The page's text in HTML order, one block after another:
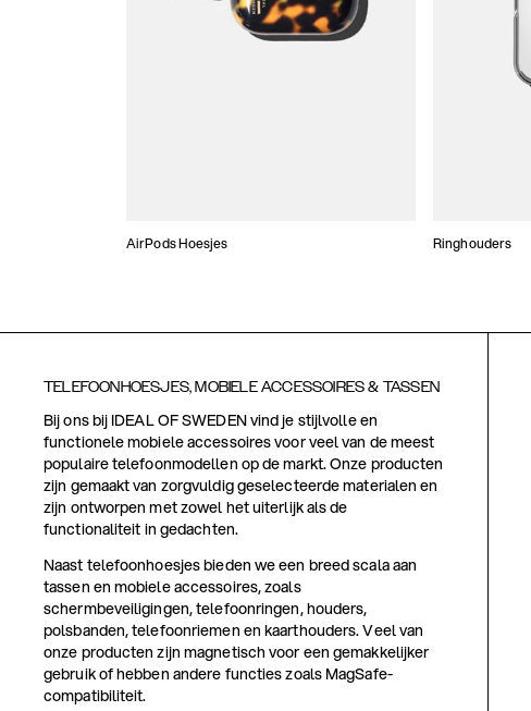
AirPods Hoesjes Ringhouders
TELEFOONHOESJES, MOBIELE ACCESSOIRES & TASSEN
Bij ons bij IDEAL OF SWEDEN vind je stijlvolle en
functionele mobiele accessoires voor veel van de meest
populaire telefoonmodellen op de markt. Onze producten
zijn gemaakt van zorgvuldig geselecteerde materialen en
zijn ontworpen met zowel het uiterlijk als de
functionaliteit in gedachten.
Naast telefoonhoesjes bieden we een breed scala aan
tassen en mobiele accessoires, zoals
schermbeveiligingen, telefoonringen, houders,
polsbanden, telefoonriemen en kaarthouders. Veel van
onze producten zijn magnetisch voor een gemakkelijker
gebruik of hebben andere functies zoals MagSafe-
compatibiliteit.